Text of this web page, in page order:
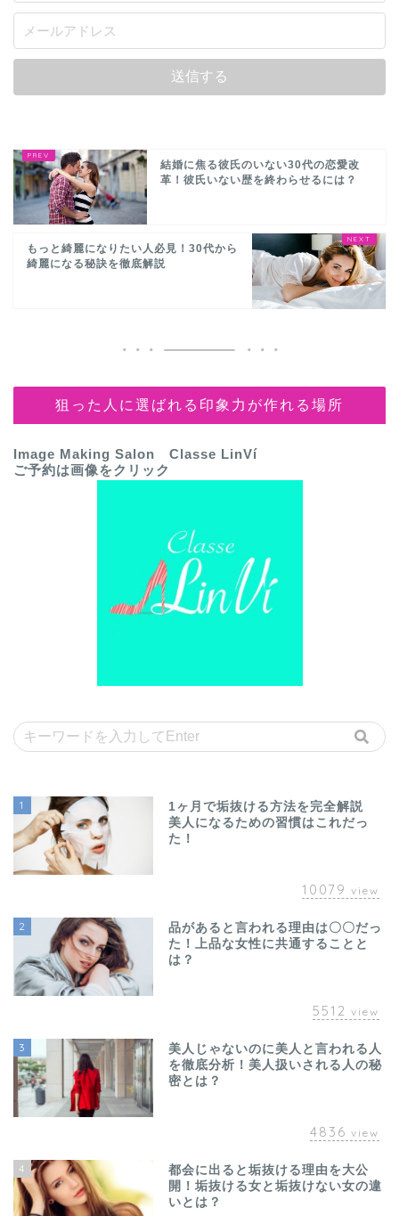
結婚に焦る彼氏のいない30代の恋愛改
革！彼氏いない歴を終わらせるには？
もっと綺麗になりたい人必見！30代から
綺麗になる秘訣を徹底解説
狙った人に選ばれる印象力が作れる場所
Image Making Salon Classe LinVí
ご予約は画像をクリック
1
1ヶ月で垢抜ける方法を完全解説
美人になるための習慣はこれだっ
た！
10079 view
2
品があると言われる理由は〇〇だっ
た！上品な女性に共通することと
は？
5512 view
3
美人じゃないのに美人と言われる人
を徹底分析！美人扱いされる人の秘
密とは？
4836 view
4
都会に出ると垢抜ける理由を大公
開！垢抜ける女と垢抜けない女の違
いとは？